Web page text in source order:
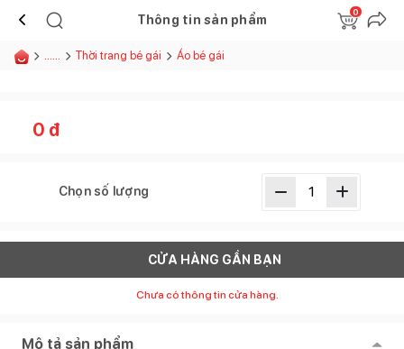
Thông tin sản phẩm
0
...... Thời trang bé gái Áo bé gái
0 đ
Chọn số lượng
CỬA HÀNG GẦN BẠN
Chưa có thông tin cửa hàng.
Mô tả sản phẩm